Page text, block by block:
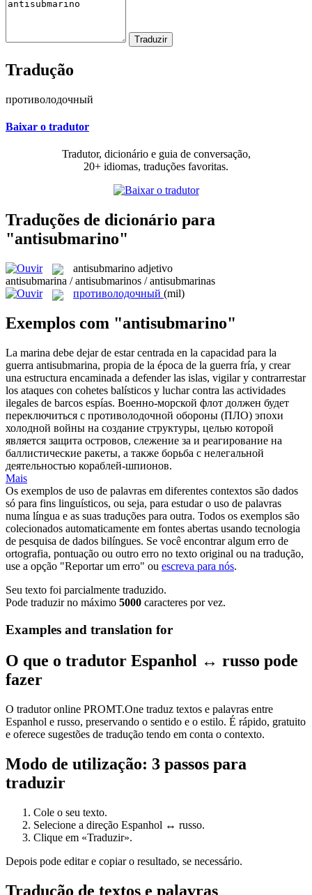
Tradução
противолодочный
Baixar o tradutor
Tradutor, dicionário e guia de conversação,
20+ idiomas, traduções favoritas.
Traduções de dicionário para
"antisubmarino"
antisubmarino adjetivo
antisubmarina / antisubmarinos / antisubmarinas
противолодочный (mil)
Exemplos com "antisubmarino"
La marina debe dejar de estar centrada en la capacidad para la
guerra antisubmarina, propia de la época de la guerra fría, y crear
una estructura encaminada a defender las islas, vigilar y contrarrestar
los ataques con cohetes balísticos y luchar contra las actividades
ilegales de barcos espías. Военно-морской флот должен будет
переключиться с противолодочной обороны (ПЛО) эпохи
холодной войны на создание структуры, целью которой
является защита островов, слежение за и реагирование на
баллистические ракеты, а также борьба с нелегальной
деятельностью кораблей-шпионов.
Mais
Os exemplos de uso de palavras em diferentes contextos são dados
só para fins linguísticos, ou seja, para estudar o uso de palavras
numa língua e as suas traduções para outra. Todos os exemplos são
colecionados automaticamente em fontes abertas usando tecnologia
de pesquisa de dados bilíngues. Se você encontrar algum erro de
ortografia, pontuação ou outro erro no texto original ou na tradução,
use a opção "Reportar um erro" ou escreva para nós.
Seu texto foi parcialmente traduzido.
Pode traduzir no máximo 5000 caracteres por vez.
Examples and translation for
O que o tradutor Espanhol ↔ russo pode
fazer
O tradutor online PROMT.One traduz textos e palavras entre
Espanhol e russo, preservando o sentido e o estilo. É rápido, gratuito
e oferece sugestões de tradução tendo em conta o contexto.
Modo de utilização: 3 passos para
traduzir
Cole o seu texto.
Selecione a direção Espanhol ↔ russo.
Clique em «Traduzir».
Depois pode editar e copiar o resultado, se necessário.
Tradução de textos e palavras